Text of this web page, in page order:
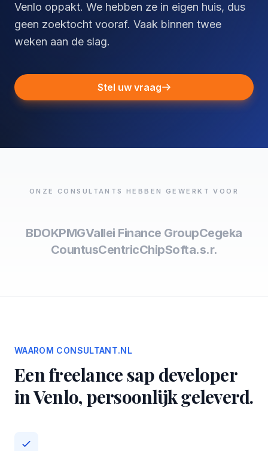
Venlo oppakt. We hebben ze in eigen huis, dus
geen zoektocht vooraf. Vaak binnen twee
weken aan de slag.
Stel uw vraag
ONZE CONSULTANTS HEBBEN GEWERKT VOOR
BDOKPMGVallei Finance GroupCegeka
CountusCentricChipSofta.s.r.
WAAROM CONSULTANT.NL
Een freelance sap developer
in Venlo, persoonlijk geleverd.